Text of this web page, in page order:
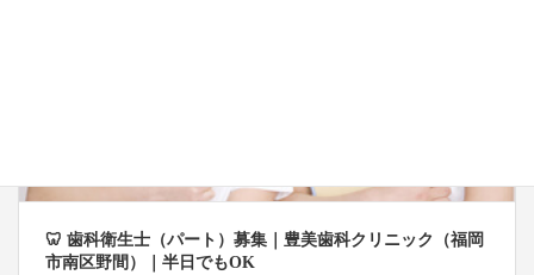
🦷 歯科衛生士（パート）募集｜豊美歯科クリニック（福岡
市南区野間）｜半日でもOK